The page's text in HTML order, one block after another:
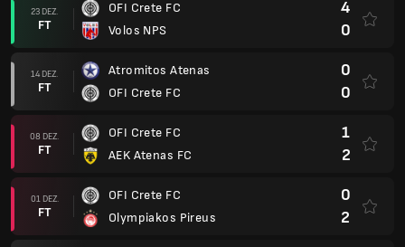
23 DEZ.
FT
OFI Crete FC
Volos NPS
4
0
14 DEZ.
FT
Atromitos Atenas
OFI Crete FC
0
0
08 DEZ.
FT
OFI Crete FC
AEK Atenas FC
1
2
01 DEZ.
FT
OFI Crete FC
Olympiakos Pireus
0
2